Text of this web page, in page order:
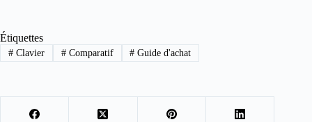
Étiquettes
#Clavier #Comparatif # Guide d'achat